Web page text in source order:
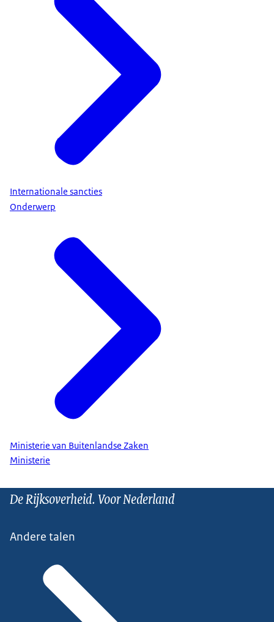
Internationale sancties
Onderwerp
Ministerie van Buitenlandse Zaken
Ministerie
De Rijksoverheid. Voor Nederland
Andere talen